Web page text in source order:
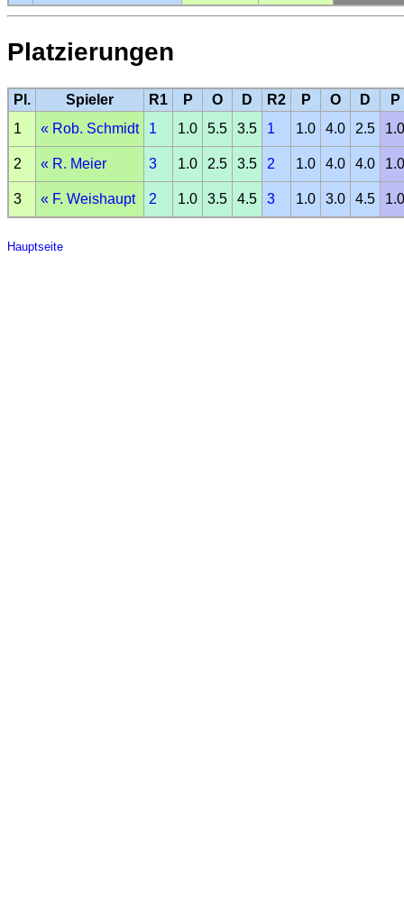
Platzierungen
Pl. Spieler R1 P O D R2 P O D
P
1
« Rob. Schmidt 1 1.0 5.5 3.5 1 1.0 4.0 2.5 1.0
2 « R. Meier 3 1.0 2.5 3.5 2 1.0 4.0 4.0 1.0
3 « F. Weishaupt 2 1.0 3.5 4.5 3 1.0 3.0 4.5 1.0
Hauptseite